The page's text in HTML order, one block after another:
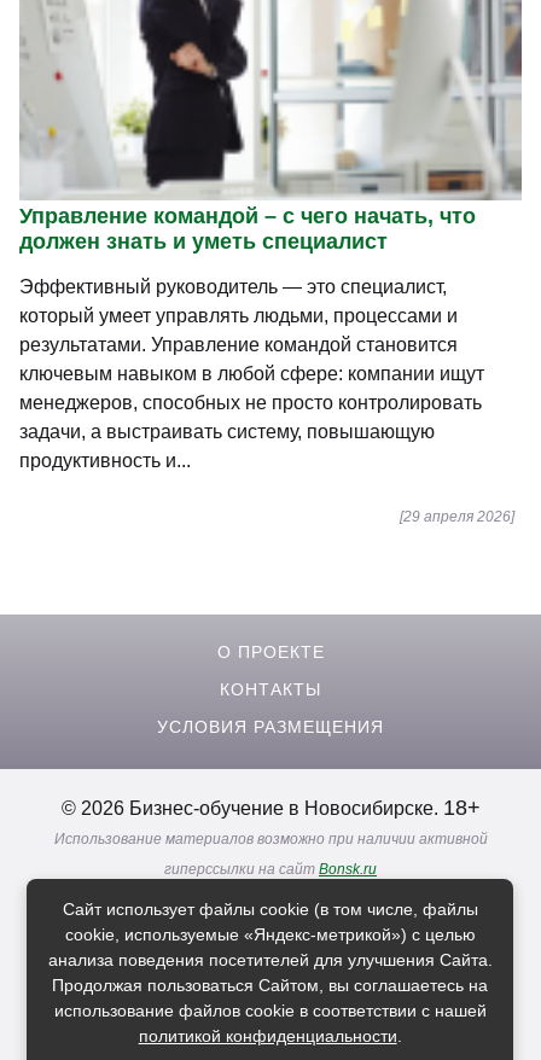
Управление командой – с чего начать, что
должен знать и уметь специалист
Эффективный руководитель — это специалист,
который умеет управлять людьми, процессами и
результатами. Управление командой становится
ключевым навыком в любой сфере: компании ищут
менеджеров, способных не просто контролировать
задачи, а выстраивать систему, повышающую
продуктивность и...
[29 апреля 2026]
О ПРОЕКТЕ
КОНТАКТЫ
УСЛОВИЯ РАЗМЕЩЕНИЯ
© 2026 Бизнес-обучение в Новосибирске. 18+
Использование материалов возможно при наличии активной
гиперссылки на сайт Bonsk.ru
Реклама. Информация о рекламодателях по ссылкам
Политика в отношении обработки персональных данных
Расскажи друзьям о нас
Сайт использует файлы cookie (в том числе, файлы
cookie, используемые «Яндекс-метрикой») с целью
анализа поведения посетителей для улучшения Сайта.
Продолжая пользоваться Сайтом, вы соглашаетесь на
использование файлов cookie в соответствии с нашей
политикой конфиденциальности